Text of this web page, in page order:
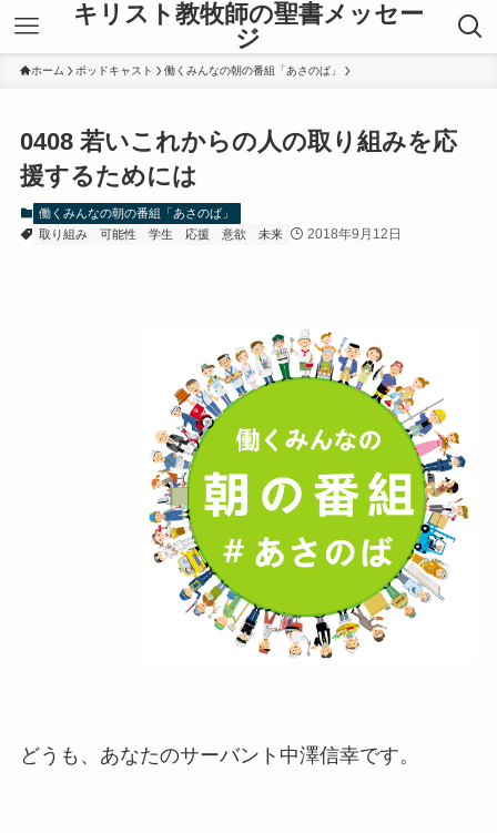
キリスト教牧師の聖書メッセー
ジ
ホーム ポッドキャスト 働くみんなの朝の番組「あさのば」
0408 若いこれからの人の取り組みを応
援するためには
働くみんなの朝の番組「あさのば」
取り組み
可能性 学生 応援 意欲 未来 2018年9月12日
どうも、あなたのサーバント中澤信幸です。